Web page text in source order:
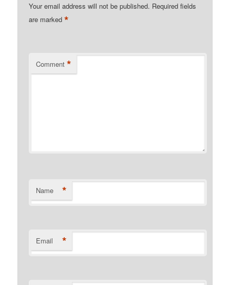
Your email address will not be published. Required fields
are marked*
Comment *
Name *
Email *